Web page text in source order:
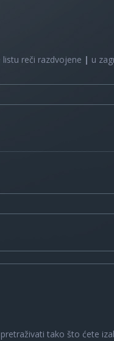
reči razdvojene | u
tako što ćete